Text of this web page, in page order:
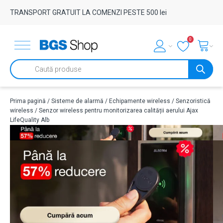
TRANSPORT GRATUIT LA COMENZI PESTE 500 lei
0
Products
search
Prima pagină / Sisteme de alarmă / Echipamente wireless / Senzoristică
wireless / Senzor wireless pentru monitorizarea calității aerului Ajax
LifeQuality Alb